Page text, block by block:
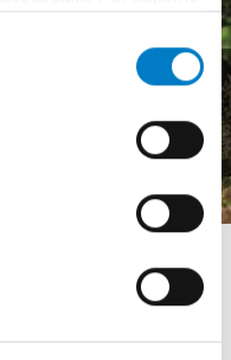
di essi, ti
mercato